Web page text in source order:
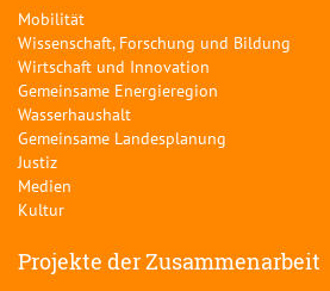
Mobilität
Wissenschaft, Forschung und Bildung
Wirtschaft und Innovation
Gemeinsame Energieregion
Wasserhaushalt
Gemeinsame Landesplanung
Justiz
Medien
Kultur
Projekte der Zusammenarbeit